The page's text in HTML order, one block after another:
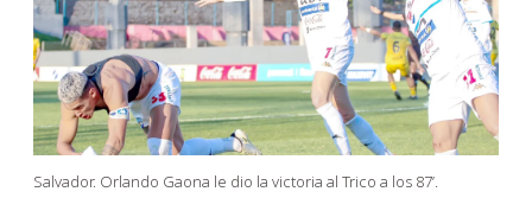
Salvador. Orlando Gaona le dio la victoria al Trico a los 87’.